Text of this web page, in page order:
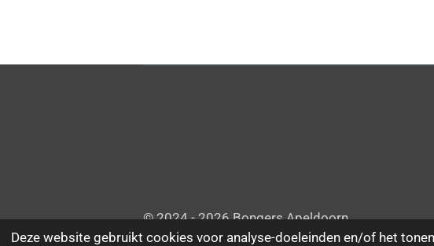
Deze website gebruikt cookies voor analyse-doeleinden en/of het
© 2024 - 2026 Bongers Apeldoorn